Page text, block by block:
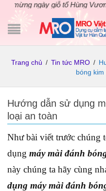
ngày giỗ tổ Hùng Vương.
Trang chủ / Tin tức MRO /
bóng kim
Hướng dẫn sử dụng
loại an toàn
Như bài viết trước chúng
dụng máy mài đánh
này chúng ta hãy cùng
dụng máy mài đánh